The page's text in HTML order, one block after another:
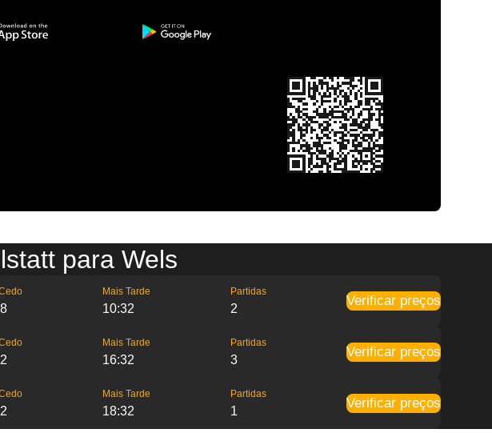
para Wels
Mais Tarde
10:32
Partidas
2
Verificar preços
Mais Tarde
16:32
Partidas
3
Verificar preços
Mais Tarde
18:32
Partidas
1
Verificar preços